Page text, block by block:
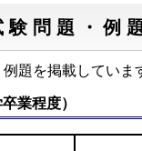
問題・例
題を掲載していま
業程度）